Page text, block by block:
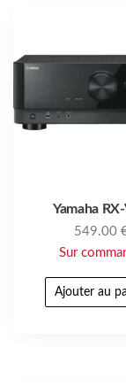
Yamaha
549.00
Sur
Ajouter au